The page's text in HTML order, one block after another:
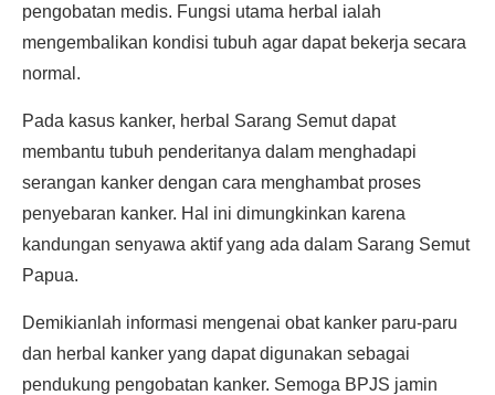
pengobatan medis. Fungsi utama herbal ialah
mengembalikan kondisi tubuh agar dapat bekerja secara
normal.
Pada kasus kanker, herbal Sarang Semut dapat
membantu tubuh penderitanya dalam menghadapi
serangan kanker dengan cara menghambat proses
penyebaran kanker. Hal ini dimungkinkan karena
kandungan senyawa aktif yang ada dalam Sarang Semut
Papua.
Demikianlah informasi mengenai obat kanker paru-paru
dan herbal kanker yang dapat digunakan sebagai
pendukung pengobatan kanker. Semoga BPJS jamin